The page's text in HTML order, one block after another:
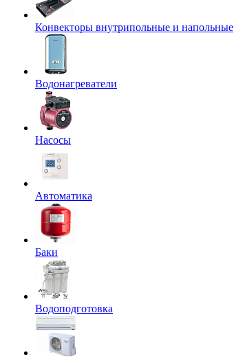
Конвекторы внутрипольные и напольные
Водонагреватели
Насосы
Автоматика
Баки
Водоподготовка